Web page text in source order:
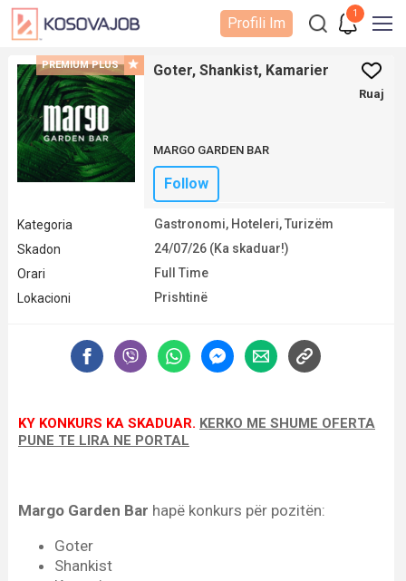
1
Profili Im
PREMIUM PLUS Goter, Shankist, Kamarier
Ruaj
MARGO GARDEN BAR
Follow
Kategoria
Gastronomi, Hoteleri, Turizëm
Skadon
24/07/26 (Ka skaduar!)
Orari
Full Time
Lokacioni
Prishtinë